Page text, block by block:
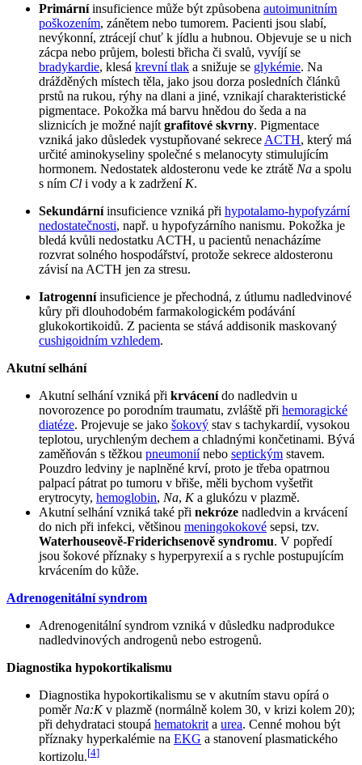
Primárníinsuficience může být způsobena autoimunitním
poškozením, zánětem nebo tumorem. Pacienti jsou slabí,
nevýkonní, ztrácejí chuť k jídlu a hubnou. Objevuje se u nich
zácpa nebo průjem, bolesti břicha či svalů, vyvíjí se
bradykardie, klesá krevní tlak a snižuje se glykémie. Na
drážděných místech těla, jako jsou dorza posledních článků
prstů na rukou, rýhy na dlani a jiné, vznikají charakteristické
pigmentace. Pokožka má barvu hnědou do šeda a na
sliznicích je možné najít grafitové skvrny. Pigmentace
vzniká jako důsledek vystupňované sekrece ACTH, který má
určité aminokyseliny společné s melanocyty stimulujícím
hormonem. Nedostatek aldosteronu vede ke ztrátě Na a spolu
s ním Cl i vody a k zadržení K.
Sekundárníinsuficience vzniká při hypotalamo-hypofyzární
nedostatečnosti, např. u hypofyzárního nanismu. Pokožka je
bledá kvůli nedostatku ACTH, u pacientů nenacházíme
rozvrat solného hospodářství, protože sekrece aldosteronu
závisí na ACTH jen za stresu.
Iatrogenníinsuficience je přechodná, z útlumu nadledvinové
kůry při dlouhodobém farmakologickém podávání
glukokortikoidů. Z pacienta se stává addisonik maskovaný
cushigoidním vzhledem.
Akutní selhání
Akutní selhání vzniká při krvácenído nadledvin u
novorozence po porodním traumatu, zvláště při hemoragické
diatéze. Projevuje se jako šokový stav s tachykardií, vysokou
teplotou, urychleným dechem a chladnými končetinami. Bývá
zaměňován s těžkou pneumoniínebo septickým stavem.
Pouzdro ledviny je naplněné krví, proto je třeba opatrnou
palpací pátrat po tumoru v břiše, měli bychom vyšetřit
erytrocyty, hemoglobin, Na, Ka glukózu v plazmě.
Akutní selhání vzniká také při nekróze nadledvin a krvácení
do nich při infekci, většinou meningokokové sepsi, tzv.
Waterhouseově-Friderichsenově syndromu. V popředí
jsou šokové příznaky s hyperpyrexií a s rychle postupujícím
krvácením do kůže.
Adrenogenitální syndrom
Adrenogenitální syndrom vzniká v důsledku nadprodukce
nadledvinových androgenů nebo estrogenů.
Diagnostika hypokortikalismu
Diagnostika hypokortikalismu se v akutním stavu opírá o
poměr Na:Kv plazmě (normálně kolem 30, v krizi kolem 20);
při dehydrataci stoupá hematokrit a urea. Cenné mohou být
příznaky hyperkalémie na EKG a stanovení plasmatického
kortizolu.[4]